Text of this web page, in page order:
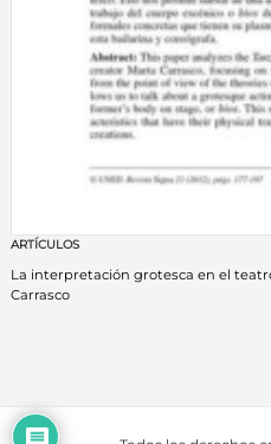
ARTÍCULOS
La interpretación grotesca en el
Carrasco